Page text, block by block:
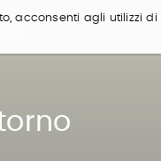
acconsenti agli utilizzi